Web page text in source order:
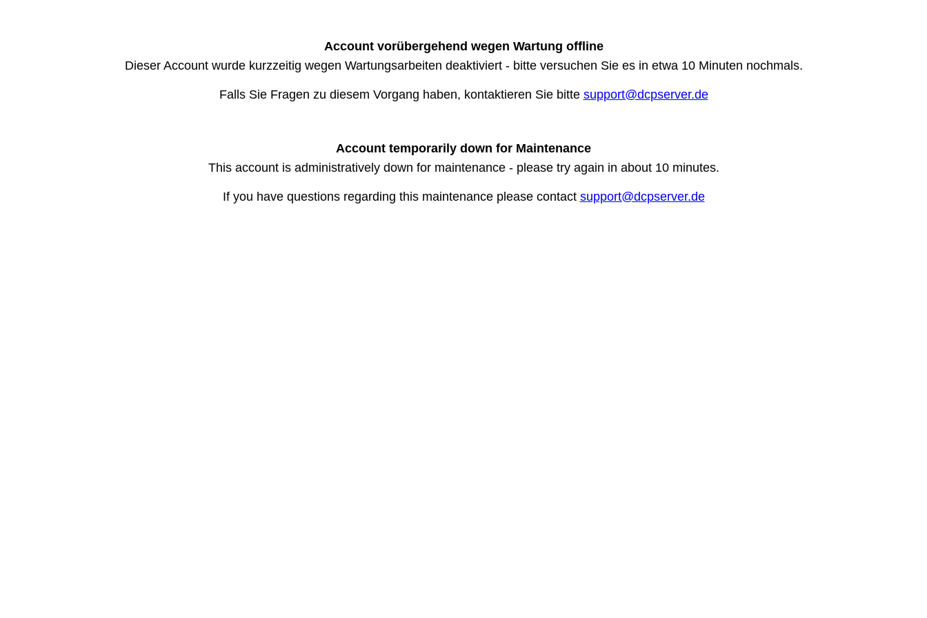
Account vorübergehend wegen Wartung offline
Dieser Account wurde kurzzeitig wegen Wartungsarbeiten deaktiviert - bitte versuchen Sie es in etwa 10 Minuten nochmals.
Falls Sie Fragen zu diesem Vorgang haben, kontaktieren Sie bitte support@dcpserver.de
Account temporarily down for Maintenance
This account is administratively down for maintenance - please try again in about 10 minutes.
If you have questions regarding this maintenance please contact support@dcpserver.de